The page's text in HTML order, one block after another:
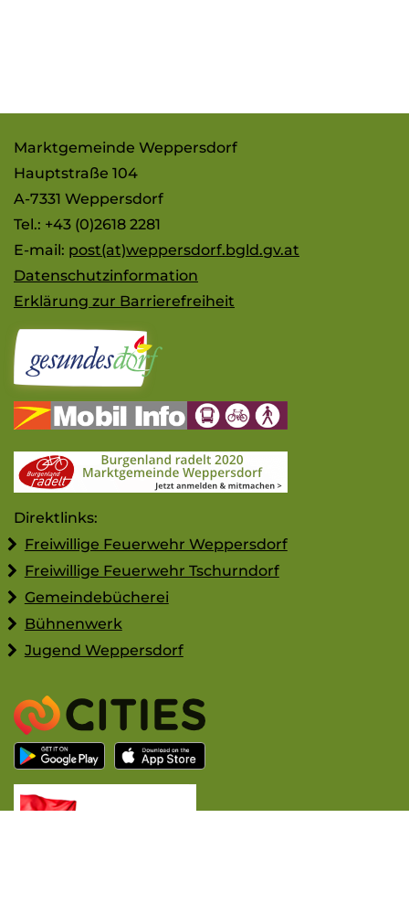
Marktgemeinde Weppersdorf
Hauptstraße 104
A-7331 Weppersdorf
Tel.: +43 (0)2618 2281
E-mail: post(at)weppersdorf.bgld.gv.at
Datenschutzinformation
Erklärung zur Barrierefreiheit
Direktlinks:
Freiwillige Feuerwehr Weppersdorf
Freiwillige Feuerwehr Tschurndorf
Gemeindebücherei
Bühnenwerk
Jugend Weppersdorf